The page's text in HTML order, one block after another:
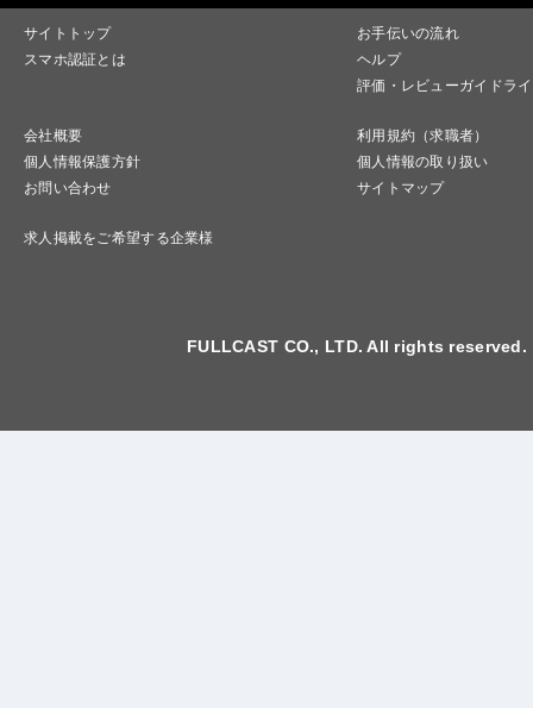
サイトトップ
お手伝いの流れ
スマホ認証とは
ヘルプ
評価・レビューガイドラ
会社概要
利用規約（求職者）
個人情報保護方針
個人情報の取り扱い
お問い合わせ
サイトマップ
求人掲載をご希望する企業様
FULLCAST CO., LTD. All rights reserved.